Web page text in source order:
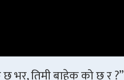
भर, तिमी बाहेक को छ र ?”